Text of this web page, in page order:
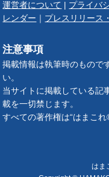
運営者について プライバ
レンダー
プレスリリース
注意事項
掲載情報は執筆時のもので
い。
当サイトに掲載している記
載を一切禁じます。
すべての著作権は“はまこ
はま